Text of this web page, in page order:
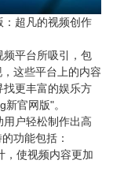
：超凡的视频创作
频平台所吸引，包
这些平台上的内容
找更丰富的娱乐方
官网版"。
户轻松制作出高
功能包括：
，使视频内容更加